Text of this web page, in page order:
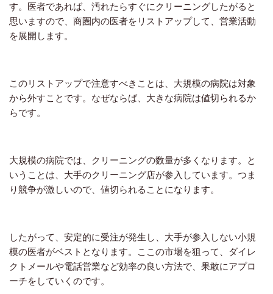
す。医者であれば、汚れたらすぐにクリーニングしたがると
思いますので、商圏内の医者をリストアップして、営業活動
を展開します。
このリストアップで注意すべきことは、大規模の病院は対象
から外すことです。なぜならば、大きな病院は値切られるか
らです。
大規模の病院では、クリーニングの数量が多くなります。と
いうことは、大手のクリーニング店が参入しています。つま
り競争が激しいので、値切られることになります。
したがって、安定的に受注が発生し、大手が参入しない小規
模の医者がベストとなります。ここの市場を狙って、ダイレ
クトメールや電話営業など効率の良い方法で、果敢にアプロ
ーチをしていくのです。